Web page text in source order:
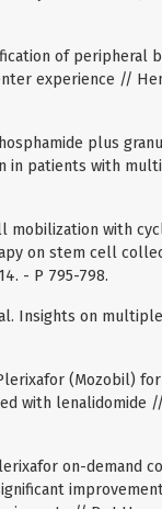
of
experience //
plus
patients with
mobilization with
on stem cell
- P 795-798.
al. Insights on
(Mozobil)
with lenalidomide
on-demand